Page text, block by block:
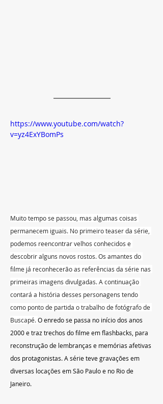
https://www.youtube.com/watch?
v=yz4ExYBomPs
Muito tempo se passou, mas algumas coisas
permanecem iguais. No primeiro teaser da série,
podemos reencontrar velhos conhecidos e
descobrir alguns novos rostos. Os amantes do
filme já reconhecerão as referências da série nas
primeiras imagens divulgadas. A continuação
contará a história desses personagens tendo
como ponto de partida o trabalho de fotógrafo de
Buscapé. O enredo se passa no início dos anos
2000 e traz trechos do filme em flashbacks, para
reconstrução de lembranças e memórias afetivas
dos protagonistas. A série teve gravações em
diversas locações em São Paulo e no Rio de
Janeiro.